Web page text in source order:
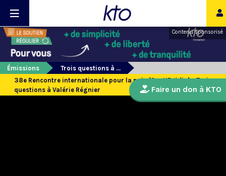
Contenu sponsorisé
Émissions
Trois questions à ...
38e Rencontre internationale pour la paix (Sant’Egidio) - Trois
questions à Valérie Régnier
Faire un don à KTO